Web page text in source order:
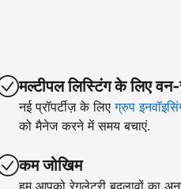
मल्टीपल लिस्टिंग के लिए
नई प्रॉपर्टीज़ के लिएग्रुप
को मैनेज करने में समय बचाएं.
कम जोखिम
हम आपको रेगुलेटरी बदलावों का